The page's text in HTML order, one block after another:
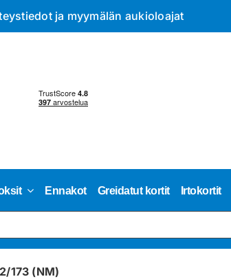
ja myymälän aukioloajat
Ennakot Greidatut kortit Irtokortit
173 (NM)